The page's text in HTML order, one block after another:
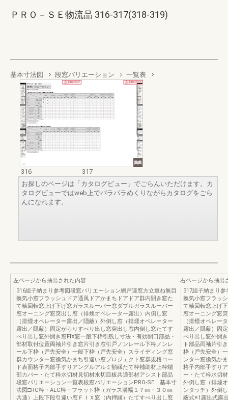
ＰＲＯ－ＳＥ物流品 316-317(318-319)
基本寸法図 段窓バリエーション 一覧表
316
317
お探しのページは「カタログビュー」でごらんいただけます。カ
タログビューではweb上でパラパラめくりながらカタログをごら
んになれます。
左ページから抽出された内容
316組子納まり参考図段窓バリエーション網戸連窓方立重ね無目
換気小窓フラッシュドア通風ドアかまちドアドア群内開き窓た
て軸回転窓上げ下げ窓ガラスルーバー窓ダブルガラスルーバー
窓オーニング窓突出し窓（排煙オペレーター露出）内倒し窓
（排煙オペレーター露出／隠蔽）外倒し窓（排煙オペレーター
露出／隠蔽）固定がらりすべり出し窓突出し窓内倒し窓たてす
べり出し窓外開き窓FIX窓一般下枠引残し寸法・有効開口部品・
部材取付位置両袖片引き窓片引き窓引戸ノンレール下枠ノンレ
ール下枠（戸先安全）一般下枠（戸先安全）スライディング窓
群カウンター窓換気かまち引違い窓プロジェクト窓群規格コー
ド表面格子内部手すりアングルアルミ額縁たて枠補助材上枠端
部カバー・たて枠水切材見切材水切皿板共通部材アシスト部品
段窓バリエーション一覧表段窓バリエーションPRO-SE 基本寸
法図□RC枠・ALC枠・フラット枠（ガラス溝幅１７㎜・３０㎜
共通）上段下段引違い窓ＦＩＸ窓（内押縁）たてすべり出し窓
右ページから抽出
317組子納まり
換気小窓フラッ
て軸回転窓上げ
窓オーニング窓
（排煙オペレー
露出／隠蔽）固
べり出し窓外開
ト部品両袖片引
枠（戸先安全）
ンター窓換気か
格子内部手すり
ー・たて枠水切
外倒し窓（排煙
ンタッチ）外倒
蔽式※1露出式露